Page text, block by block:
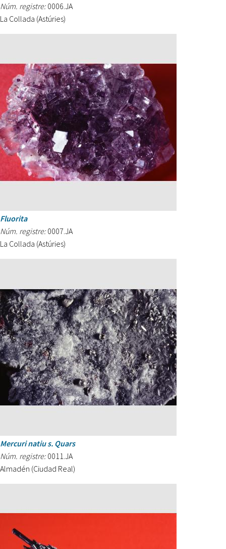
Núm. registre: 0006.JA
La Collada (Astúries)
Fluorita
Núm. registre: 0007.JA
La Collada (Astúries)
Mercuri natiu s. Quars
Núm. registre: 0011.JA
Almadén (Ciudad Real)